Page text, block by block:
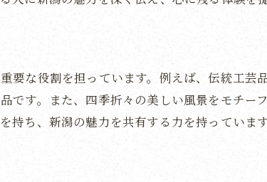
源の活用で広がるギフトの可能性
性化につながるカタログギフトの魅力
フトで新潟の季節の移ろいを贈る喜び
要な役割を担っています。例えば、伝統工芸
です。また、四季折々の美しい風景をモチー
持ち、新潟の魅力を共有する力を持っていま